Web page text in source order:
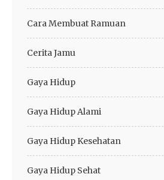
Cara Membuat Ramuan
Cerita Jamu
Gaya Hidup
Gaya Hidup Alami
Gaya Hidup Kesehatan
Gaya Hidup Sehat